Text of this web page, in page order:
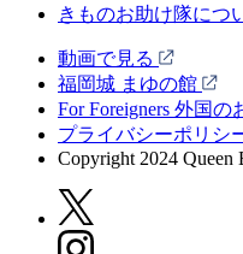
きものお助け隊につ
動画で見る
福岡城 まゆの館
For Foreigners 外国の
プライバシーポリシ
Copyright 2024 Queen